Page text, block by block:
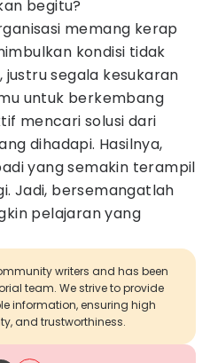
begitu?
memang kerap
kondisi tidak
segala kesukaran
untuk berkembang
mencari solusi dari
dihadapi. Hasilnya,
yang semakin terampil
Jadi, bersemangatlah
pelajaran yang
writers and has been
team. We strive to provide
information, ensuring high
and trustworthiness.